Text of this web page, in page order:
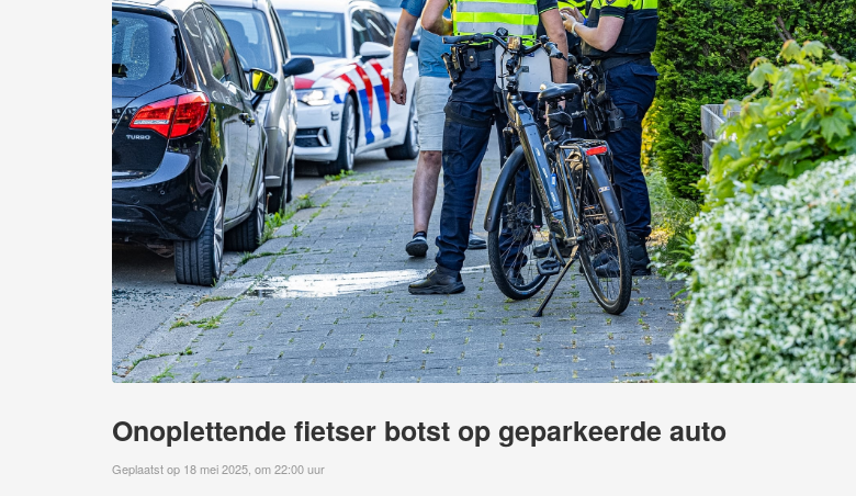
Onoplettende fietser botst op geparkeerde auto
Geplaatst op 18 mei 2025, om 22:00 uur